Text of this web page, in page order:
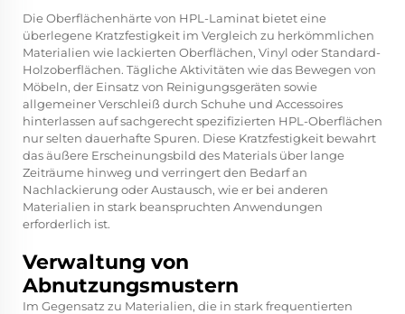
Die Oberflächenhärte von HPL-Laminat bietet eine
überlegene Kratzfestigkeit im Vergleich zu herkömmlichen
Materialien wie lackierten Oberflächen, Vinyl oder Standard-
Holzoberflächen. Tägliche Aktivitäten wie das Bewegen von
Möbeln, der Einsatz von Reinigungsgeräten sowie
allgemeiner Verschleiß durch Schuhe und Accessoires
hinterlassen auf sachgerecht spezifizierten HPL-Oberflächen
nur selten dauerhafte Spuren. Diese Kratzfestigkeit bewahrt
das äußere Erscheinungsbild des Materials über lange
Zeiträume hinweg und verringert den Bedarf an
Nachlackierung oder Austausch, wie er bei anderen
Materialien in stark beanspruchten Anwendungen
erforderlich ist.
Verwaltung von
Abnutzungsmustern
Im Gegensatz zu Materialien, die in stark frequentierten